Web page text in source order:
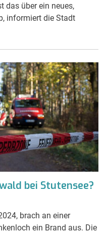
das über ein neues,
informiert die Stadt
bei Stutensee?
brach an einer
ein Brand aus. Die